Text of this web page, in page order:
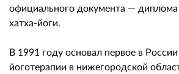
официального документа — диплома
хатха-йоги.
В 1991 году основал первое в
йоготерапии в нижегородской